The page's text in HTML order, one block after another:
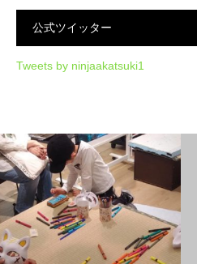
公式ツイッター
Tweets by ninjaakatsuki1